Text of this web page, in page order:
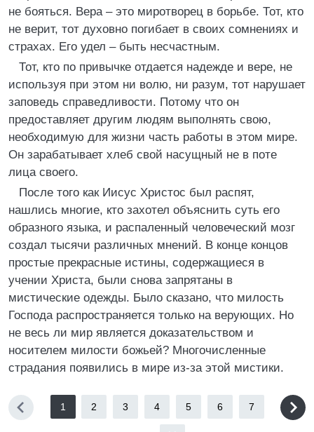
не бояться. Вера – это миротворец в борьбе. Тот, кто
не верит, тот духовно погибает в своих сомнениях и
страхах. Его удел – быть несчастным.
Тот, кто по привычке отдается надежде и вере, не
используя при этом ни волю, ни разум, тот нарушает
заповедь справедливости. Потому что он
предоставляет другим людям выполнять свою,
необходимую для жизни часть работы в этом мире.
Он зарабатывает хлеб свой насущный не в поте
лица своего.
После того как Иисус Христос был распят,
нашлись многие, кто захотел объяснить суть его
образного языка, и распаленный человеческий мозг
создал тысячи различных мнений. В конце концов
простые прекрасные истины, содержащиеся в
учении Христа, были снова запрятаны в
мистические одежды. Было сказано, что милость
Господа распространяется только на верующих. Но
не весь ли мир является доказательством и
носителем милости божьей? Многочисленные
страдания появились в мире из-за этой мистики.
1 2 3 4 5 6 7